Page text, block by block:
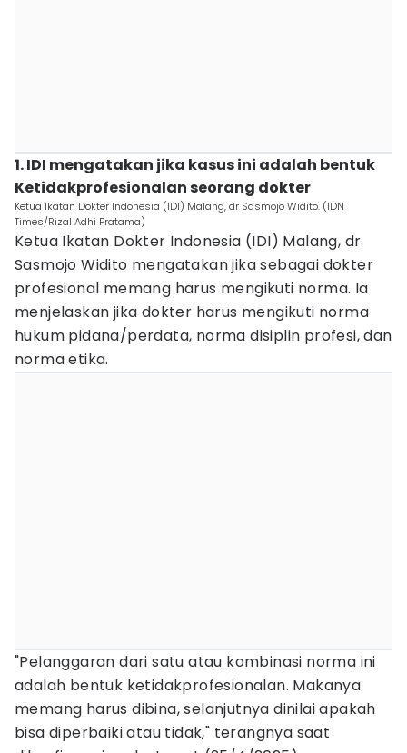
1. IDI mengatakan jika kasus ini adalah bentuk
Ketidakprofesionalan seorang dokter
Ketua Ikatan Dokter Indonesia (IDI) Malang, dr Sasmojo Widito. (IDN
Times/Rizal Adhi Pratama)
Ketua Ikatan Dokter Indonesia (IDI) Malang, dr
Sasmojo Widito mengatakan jika sebagai dokter
profesional memang harus mengikuti norma. Ia
menjelaskan jika dokter harus mengikuti norma
hukum pidana/perdata, norma disiplin profesi, dan
norma etika.
"Pelanggaran dari satu atau kombinasi norma ini
adalah bentuk ketidakprofesionalan. Makanya
memang harus dibina, selanjutnya dinilai apakah
bisa diperbaiki atau tidak," terangnya saat